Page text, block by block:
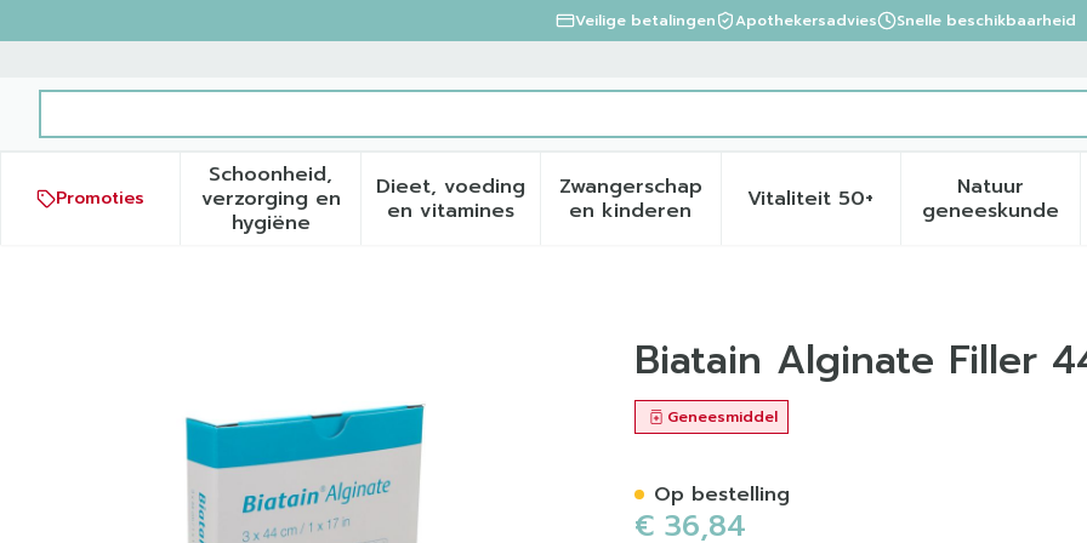
Veilige betalingen Apothekersadvies Snelle beschikbaarheid
Promoties
Schoonheid,
verzorging en
hygiëneToon submenu voor Schoonheid, verzorging en hygiëne categorie
Dieet, voeding
en vitamines
Toon submenu voor Dieet, voeding en vitamines categorie
Zwangerschap
en kinderenToon submenu voor Zwangerschap en
Vitaliteit 50+Toon submenu voor
Natuur
geneeskunde
Toon
Biatain Alginate Filler 44cm 6 3740Biatain Alginate Filler
Geneesmiddel
€ 36,84
Op bestelling